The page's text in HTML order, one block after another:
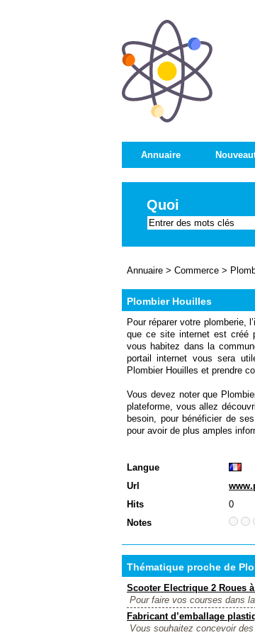
Annuaire
Quoi
Annuaire > Commerce >
Plombier Houilles
Pour réparer votre plomberie,
que ce site internet est créé
vous habitez dans la
portail internet vous sera
Plombier Houilles et prendre
Vous devez noter que
plateforme, vous allez
besoin, pour bénéficier de
pour avoir de plus amples
Langue
Url
Hits
0
Notes
Thématique proche de
Scooter Electrique 2 Roues
Pour faire vos courses dans
Fabricant d’emballage
Vous souhaitez concevoir